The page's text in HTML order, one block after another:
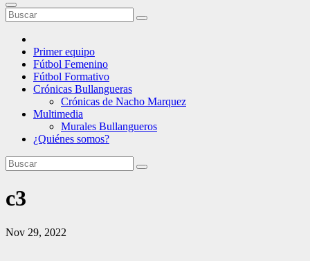
Primer equipo
Fútbol Femenino
Fútbol Formativo
Crónicas Bullangueras
Crónicas de Nacho Marquez
Multimedia
Murales Bullangueros
¿Quiénes somos?
c3
Nov 29, 2022